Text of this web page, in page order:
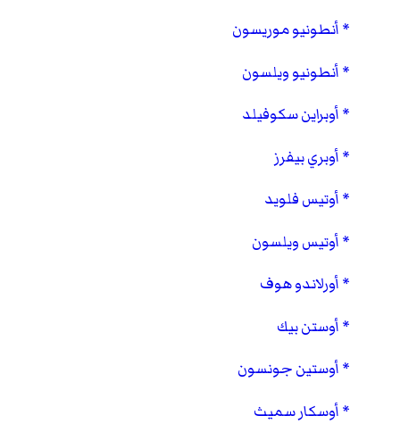
أنطونيو موريسون
أنطونيو ويلسون
أوبراين سكوفيلد
أوبري بيفرز
أوتيس فلويد
أوتيس ويلسون
أورلاندو هوف
أوستن بيك
أوستين جونسون
أوسكار سميث